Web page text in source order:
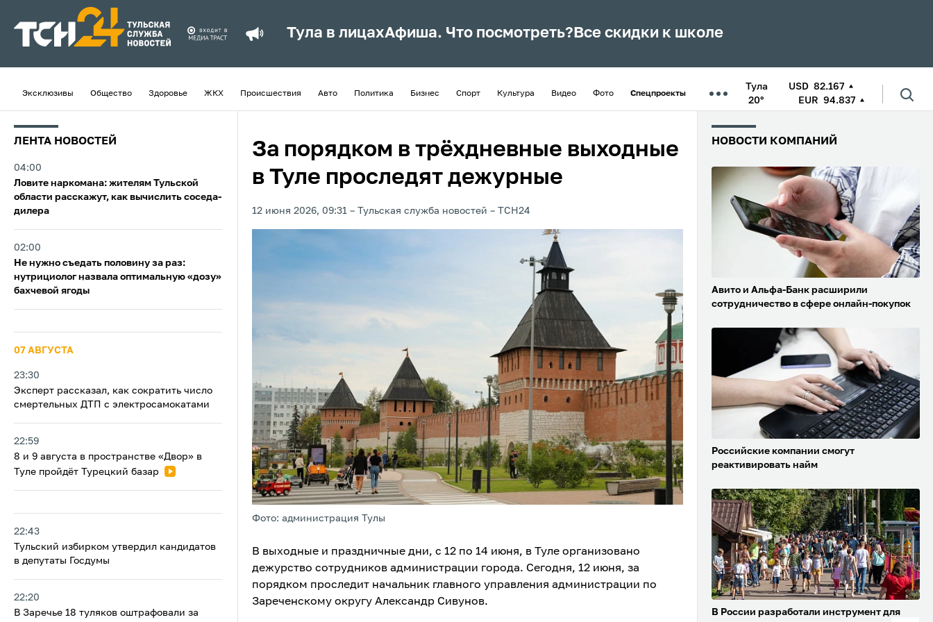
Тула в лицахАфиша. Что посмотреть? Все скидки к школе
Эксклюзивы Общество Здоровье ЖКХ Происшествия Авто Политика Бизнес Спорт Культура Видео Фото Спецпроекты
Тула
20°
USD 82.167
EUR 94.837
ЛЕНТА НОВОСТЕЙ
04:00
Ловите наркомана: жителям Тульской
области расскажут, как вычислить соседа-
дилера
02:00
Не нужно съедать половину за раз:
нутрициолог назвала оптимальную «дозу»
бахчевой ягоды
07 АВГУСТА
23:30
Эксперт рассказал, как сократить число
смертельных ДТП с электросамокатами
22:59
8 и 9 августа в пространстве «Двор» в
Туле пройдёт Турецкий базар
22:43
Тульский избирком утвердил кандидатов
в депутаты Госдумы
22:20
В Заречье 18 туляков оштрафовали за
За порядком в трёхдневные выходные
в Туле проследят дежурные
12 июня 2026, 09:31 Тульская служба новостей ТСН24
Фото: администрация Тулы
В выходные и праздничные дни, с 12 по 14 июня, в Туле организовано
дежурство сотрудников администрации города. Сегодня, 12 июня, за
порядком проследит начальник главного управления администрации по
Зареченскому округу Александр Сивунов.
НОВОСТИ КОМПАНИЙ
Авито и Альфа-Банк расширили
сотрудничество в сфере онлайн-покупок
Российские компании смогут
реактивировать найм
В России разработали инструмент для